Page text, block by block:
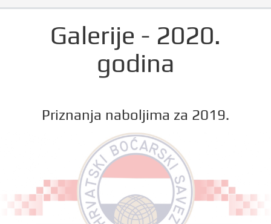
Galerije - 2020.
godina
Priznanja naboljima za 2019.